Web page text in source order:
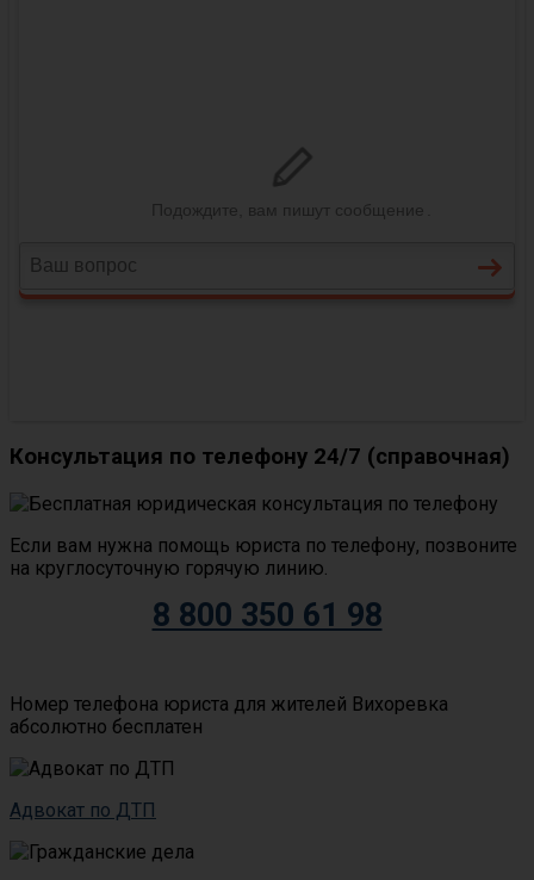
Консультация по телефону 24/7 (справочная)
Если вам нужна помощь юриста по телефону, позвоните
на круглосуточную горячую линию.
8 800 350 61 98
Номер телефона юриста для жителей Вихоревка
абсолютно бесплатен
Адвокат по ДТП